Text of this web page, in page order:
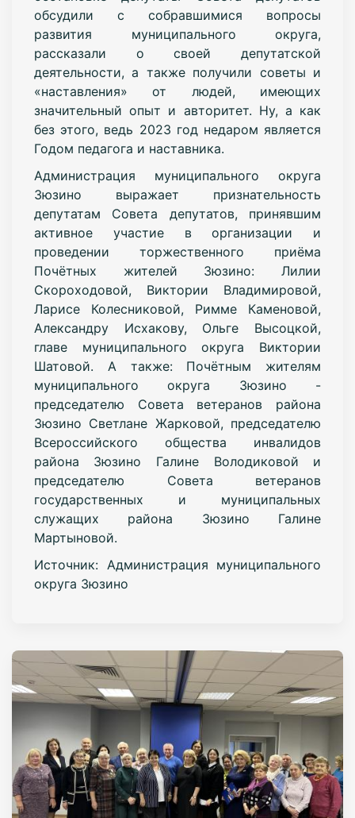
обсудили с собравшимися вопросы
развития муниципального округа,
рассказали о своей депутатской
деятельности, а также получили советы и
«наставления» от людей, имеющих
значительный опыт и авторитет. Ну, а как
без этого, ведь 2023 год недаром является
Годом педагога и наставника.
Администрация муниципального округа
Зюзино выражает признательность
депутатам Совета депутатов, принявшим
активное участие в организации и
проведении торжественного приёма
Почётных жителей Зюзино: Лилии
Скороходовой, Виктории Владимировой,
Ларисе Колесниковой, Римме Каменовой,
Александру Исхакову, Ольге Высоцкой,
главе муниципального округа Виктории
Шатовой. А также: Почётным жителям
муниципального округа Зюзино -
председателю Совета ветеранов района
Зюзино Светлане Жарковой, председателю
Всероссийского общества инвалидов
района Зюзино Галине Володиковой и
председателю Совета ветеранов
государственных и муниципальных
служащих района Зюзино Галине
Мартыновой.
Источник: Администрация муниципального
округа Зюзино